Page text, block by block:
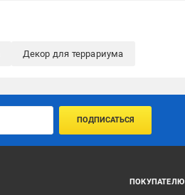
Декор для террариума
ПОДПИСАТЬСЯ
ПОКУПАТЕЛЮ